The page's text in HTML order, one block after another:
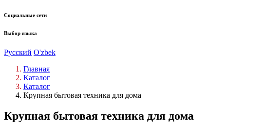
Социальные сети
Выбор языка
Русский O'zbek
Главная
Каталог
Каталог
Крупная бытовая техника для дома
Крупная бытовая техника для дома